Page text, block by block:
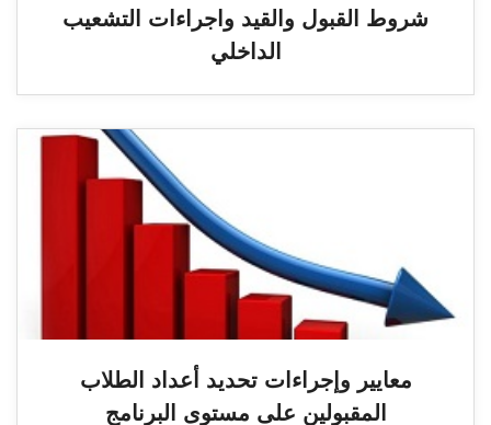
شروط القبول والقيد واجراءات التشعيب
الداخلي
معايير وإجراءات تحديد أعداد الطلاب
المقبولين على مستوى البرنامج